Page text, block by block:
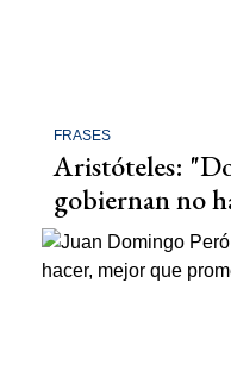
FRASES
Aristóteles:
gobiernan no